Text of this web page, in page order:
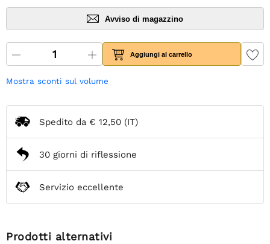
Avviso di magazzino
Aggiungi al carrello
Mostra sconti sul volume
Spedito da € 12,50 (IT)
30 giorni di riflessione
Servizio eccellente
Prodotti alternativi